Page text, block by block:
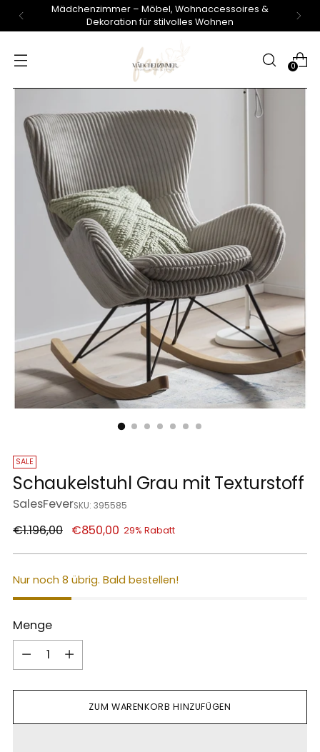
Mädchenzimmer – Möbel, Wohnaccessoires &
Dekoration für stilvolles Wohnen
0
SALE
Schaukelstuhl Grau mit Texturstoff
SalesFeverSKU: 395585
Regulärer
€1.196,00 €850,00 29% Rabatt
Nur noch 8 übrig. Bald bestellen!
Menge
Menge
ZUM WARENKORB HINZUFÜGEN